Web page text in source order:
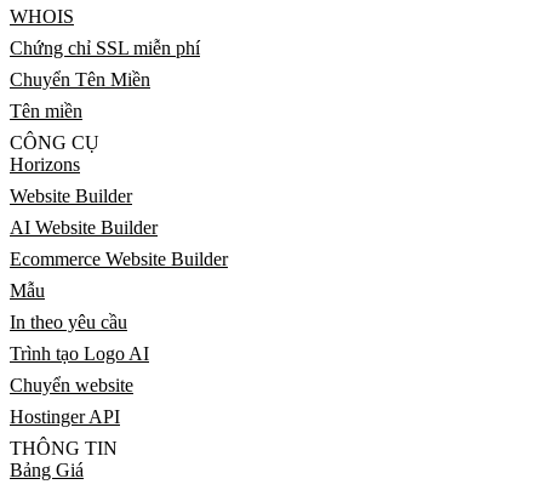
WHOIS
Chứng chỉ SSL miễn phí
Chuyển Tên Miền
Tên miền
CÔNG CỤ
Horizons
Website Builder
AI Website Builder
Ecommerce Website Builder
Mẫu
In theo yêu cầu
Trình tạo Logo AI
Chuyển website
Hostinger API
THÔNG TIN
Bảng Giá